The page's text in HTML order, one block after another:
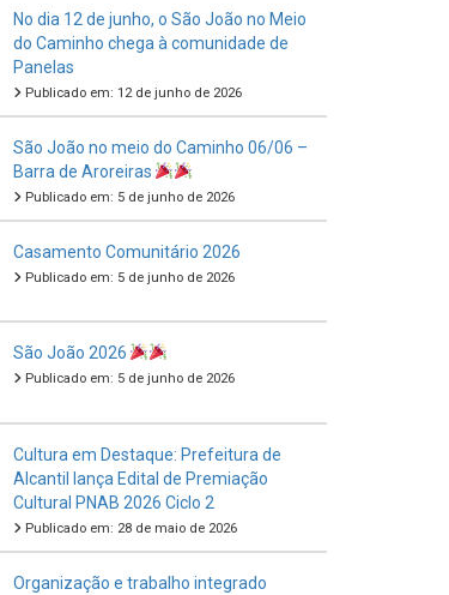
No dia 12 de junho, o São João no Meio
do Caminho chega à comunidade de
Panelas
Publicado em: 12 de junho de 2026
São João no meio do Caminho 06/06 –
Barra de Aroreiras
Publicado em: 5 de junho de 2026
Casamento Comunitário 2026
Publicado em: 5 de junho de 2026
São João 2026
Publicado em: 5 de junho de 2026
Cultura em Destaque: Prefeitura de
Alcantil lança Edital de Premiação
Cultural PNAB 2026 Ciclo 2
Publicado em: 28 de maio de 2026
Organização e trabalho integrado